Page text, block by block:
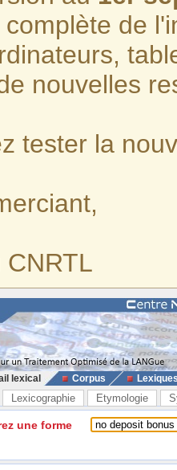
de
nouvelles
tester la
CNRTL
lexical Corpus
Lexicographie Etymologie
une forme